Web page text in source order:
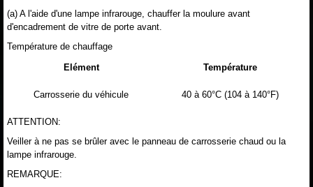
(a) A l'aide d'une lampe infrarouge, chauffer la moulure avant
d'encadrement de vitre de porte avant.
Température de chauffage
Elément
Température
Carrosserie du véhicule 40 à 60°C (104 à 140°F)
ATTENTION:
Veiller à ne pas se brûler avec le panneau de carrosserie chaud ou la
lampe infrarouge.
REMARQUE: